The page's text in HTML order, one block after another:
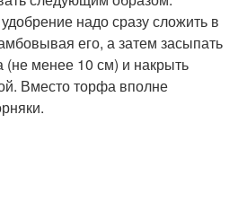
надо сразу сложить в
его, а затем засыпать
менее 10 см) и накрыть
Вместо торфа вполне